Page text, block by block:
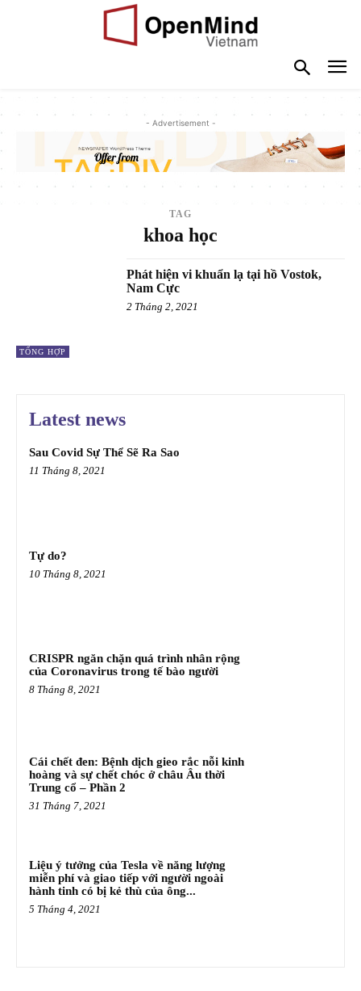
- Advertisement -
TAG
khoa học
TỔNG HỢP
Phát hiện vi khuẩn lạ tại hồ Vostok,
Nam Cực
2 Tháng 2, 2021
Latest news
Sau Covid Sự Thể Sẽ Ra Sao
11 Tháng 8, 2021
Tự do?
10 Tháng 8, 2021
CRISPR ngăn chặn quá trình nhân rộng
của Coronavirus trong tế bào người
8 Tháng 8, 2021
Cái chết đen: Bệnh dịch gieo rắc nỗi kinh
hoàng và sự chết chóc ở châu Âu thời
Trung cổ – Phần 2
31 Tháng 7, 2021
Liệu ý tưởng của Tesla về năng lượng
miễn phí và giao tiếp với người ngoài
hành tinh có bị kẻ thù của ông...
5 Tháng 4, 2021